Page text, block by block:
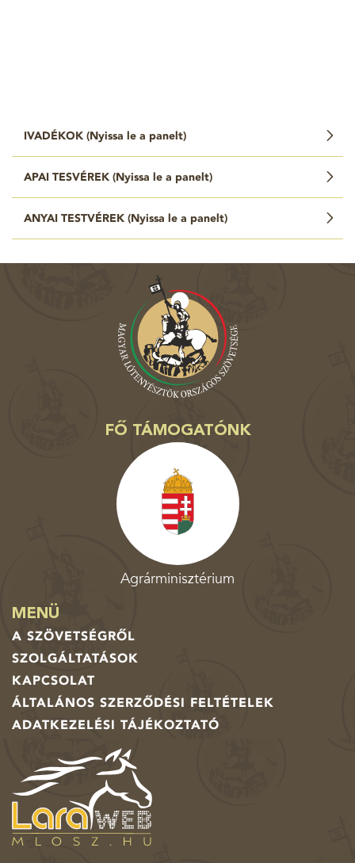
IVADÉKOK ( Nyissa le a panelt)
APAI TESVÉREK ( Nyissa le a panelt)
ANYAI TESTVÉREK ( Nyissa le a panelt)
FŐ TÁMOGATÓNK
Agrárminisztérium
MENÜ
A SZÖVETSÉGRŐL
SZOLGÁLTATÁSOK
KAPCSOLAT
ÁLTALÁNOS SZERZŐDÉSI FELTÉTELEK
ADATKEZELÉSI TÁJÉKOZTATÓ